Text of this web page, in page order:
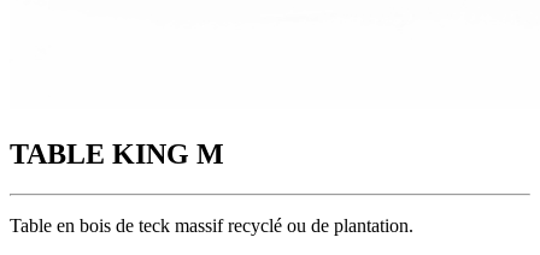
TABLE KING M
Table en bois de teck massif recyclé ou de plantation.